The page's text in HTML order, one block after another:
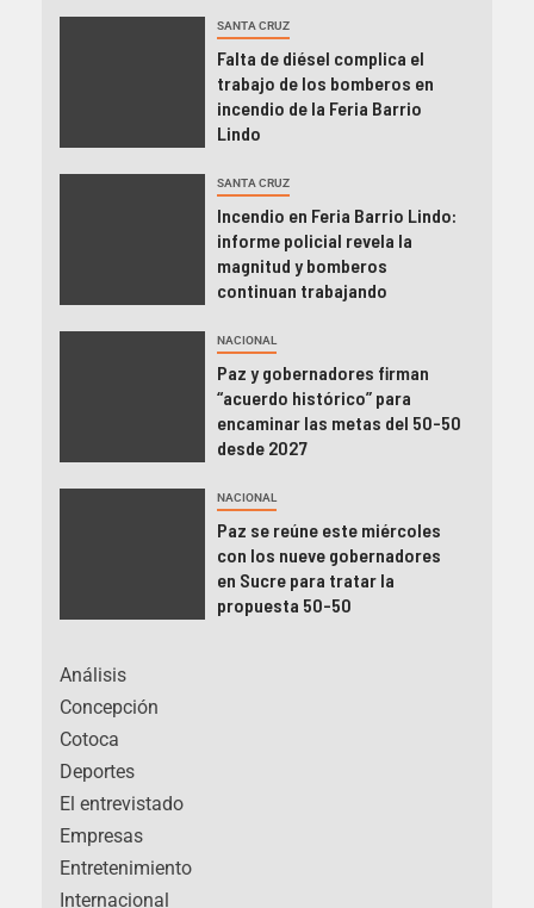
SANTA CRUZ
Falta de diésel complica el
trabajo de los bomberos en
incendio de la Feria Barrio
Lindo
SANTA CRUZ
Incendio en Feria Barrio Lindo:
informe policial revela la
magnitud y bomberos
continuan trabajando
NACIONAL
Paz y gobernadores firman
“acuerdo histórico” para
encaminar las metas del 50-50
desde 2027
NACIONAL
Paz se reúne este miércoles
con los nueve gobernadores
en Sucre para tratar la
propuesta 50-50
Análisis
Concepción
Cotoca
Deportes
El entrevistado
Empresas
Entretenimiento
Internacional